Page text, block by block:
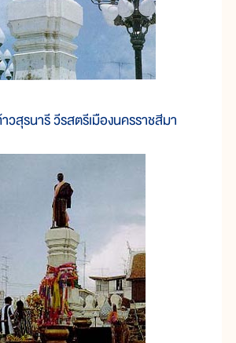
วสุรนารี วีรสตรีเมืองนครราชสีมา